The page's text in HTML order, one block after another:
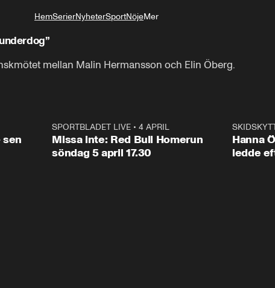
HemSerierNyheterSportNöjeMer
mellan Malin Hermansson och Elin Öberg.
1:03
sen
SPORTBLADET LIVE •4 APRIL
Missa inte: Red Bull Homerun
söndag 5 april 17.30
Hanna
ledde